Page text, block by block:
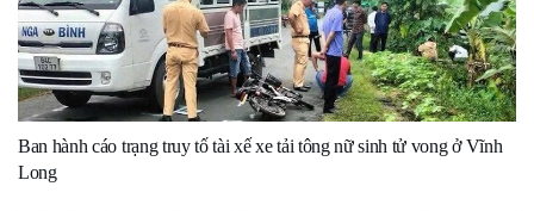
Ban hành cáo trạng truy tố tài xế xe tải tông nữ sinh tử vong ở Vĩnh
Long